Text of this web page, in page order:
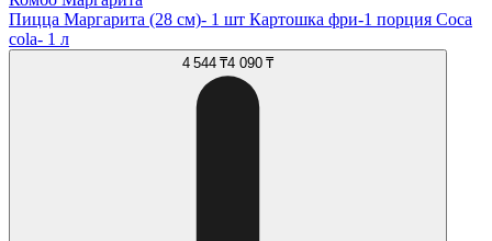
Пицца Маргарита (28 см)- 1 шт Картошка фри-1 порция Coca
cola- 1 л
4 544 ₸4 090 ₸